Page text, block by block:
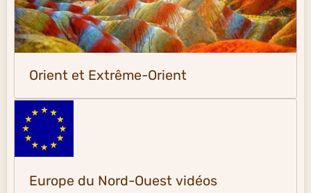
Orient et Extrême-Orient
Europe du Nord-Ouest vidéos